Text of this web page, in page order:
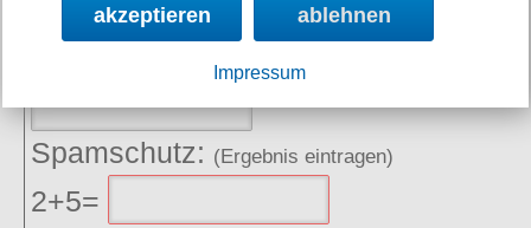
Spamschutz: (Ergebnis eintragen)
2+5=
akzeptieren ablehnen
Impressum